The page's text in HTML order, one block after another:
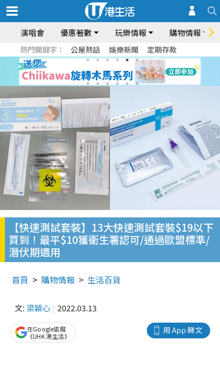
演唱會 優惠著數 玩樂情報 購物情報
熱門關鍵字： 公屋熱話 娛樂新聞 定期存款
【快速測試套裝】13大快速測試套裝$19以下
買到！最平$10獲衛生署認可/通過歐盟標準/
潛伏期適用
首頁 購物情報 生活百貨
文: 梁穎心 2022.03.13
用 App 睇文
在Google追蹤
《UHK 港生活》